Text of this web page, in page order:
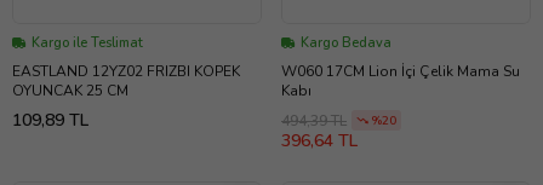
Kargo ile Teslimat
EASTLAND 12YZ02 FRIZBI KOPEK
OYUNCAK 25 CM
109,89 TL
Kargo Bedava
W060 17CM Lion İçi Çelik Mama Su
Kabı
494,39 TL
%20
396,64 TL